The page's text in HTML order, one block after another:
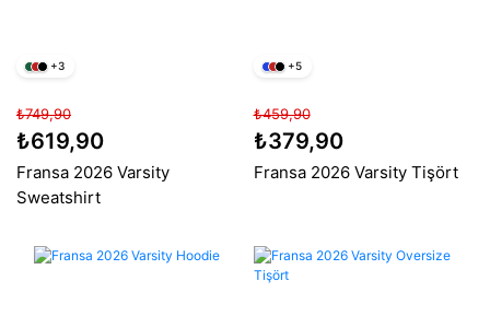
+3
₺749,90
₺619,90
Fransa 2026 Varsity
Sweatshirt
+5
₺459,90
₺379,90
Fransa 2026 Varsity Tişört